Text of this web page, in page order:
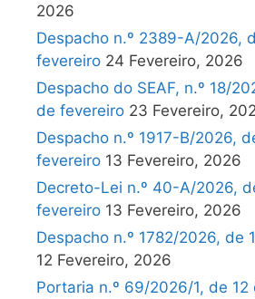
2026
Despacho n.º 2389-A/2026,
fevereiro 24 Fevereiro, 2026
Despacho do SEAF, n.º 18/
de fevereiro 23 Fevereiro,
Despacho n.º 1917-B/2026,
fevereiro 13 Fevereiro, 2026
Decreto-Lei n.º 40-A/2026,
fevereiro 13 Fevereiro, 2026
Despacho n.º 1782/2026, de
12 Fevereiro, 2026
Portaria n.º 69/2026/1, de 12